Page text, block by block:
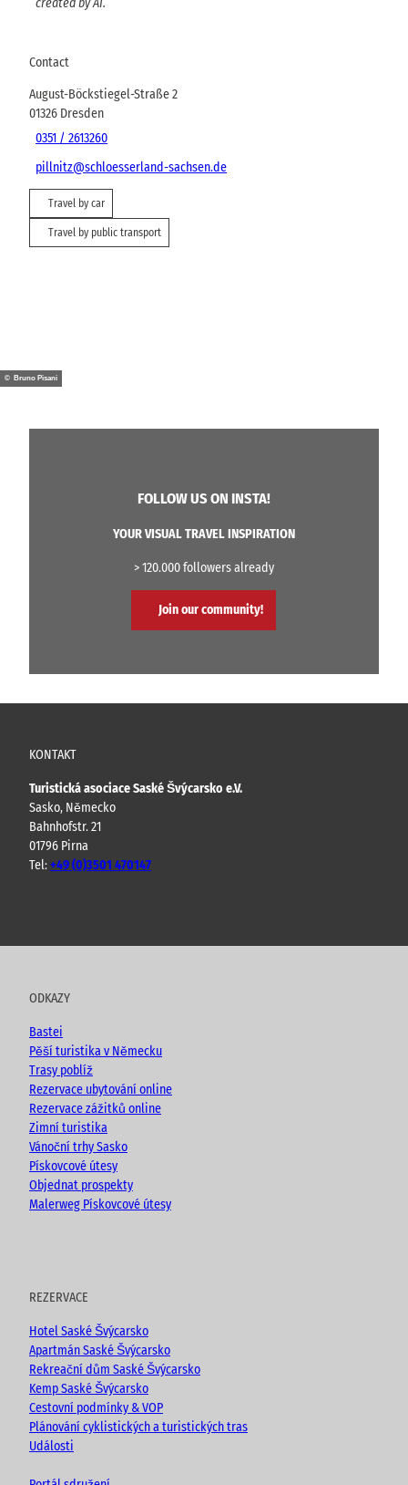
created by AI.
Contact
August-Böckstiegel-Straße 2
01326 Dresden
0351 / 2613260
pillnitz@schloesserland-sachsen.de
Travel by car
Travel by public transport
© Bruno Pisani
FOLLOW US ON INSTA!
YOUR VISUAL TRAVEL INSPIRATION
> 120.000 followers already
Join our community!
KONTAKT
Turistická asociace Saské Švýcarsko e.V.
Sasko, Německo
Bahnhofstr. 21
01796 Pirna
Tel:+49 (0)3501 470147
u
e
c
o
k
s
a
m
o
ODKAZY
Bastei
Pěší turistika v Německu
Trasy poblíž
Rezervace ubytování online
Rezervace zážitků online
Zimní turistika
Vánoční trhy Sasko
Pískovcové útesy
Objednat prospekty
Malerweg Pískovcové útesy
REZERVACE
Hotel Saské Švýcarsko
Apartmán Saské Švýcarsko
Rekreační dům Saské Švýcarsko
Kemp Saské Švýcarsko
Cestovní podmínky & VOP
Plánování cyklistických a turistických tras
Události